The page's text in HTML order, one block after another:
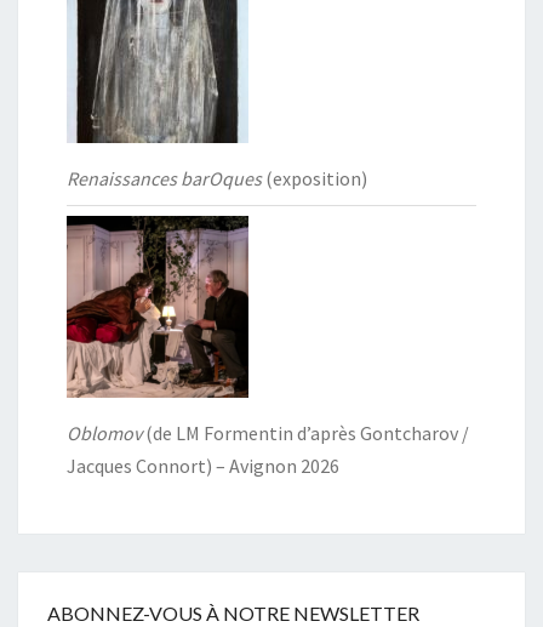
Renaissances barOques(exposition)
Oblomov(de LM Formentin d’après Gontcharov /
Jacques Connort) – Avignon 2026
ABONNEZ-VOUS À NOTRE NEWSLETTER